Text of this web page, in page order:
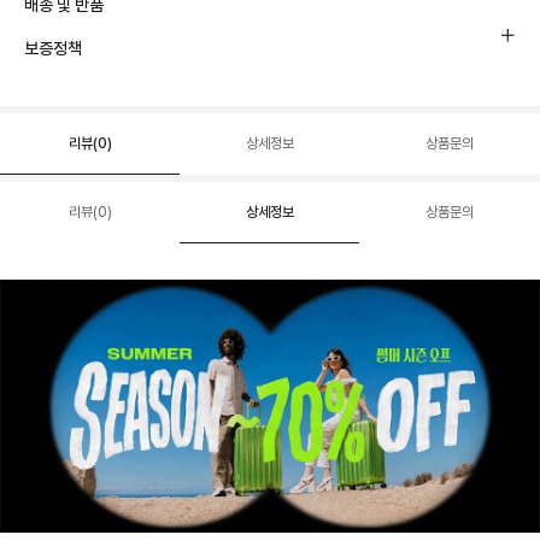
배송 및 반품
보증정책
리뷰(0) 상세정보 상품문의
리뷰(0) 상세정보 상품문의